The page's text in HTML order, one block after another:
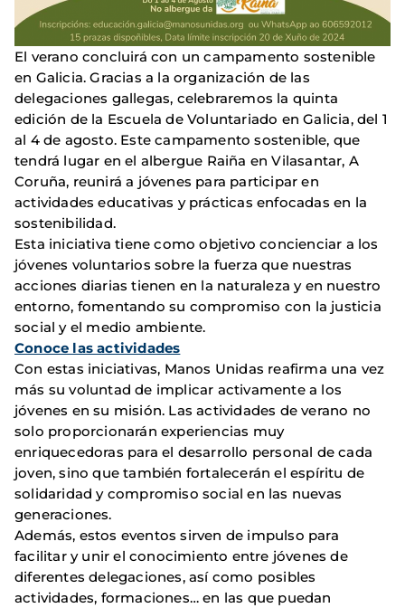
El verano concluirá con un campamento sostenible
en Galicia. Gracias a la organización de las
delegaciones gallegas, celebraremos la quinta
edición de la Escuela de Voluntariado en Galicia, del 1
al 4 de agosto. Este campamento sostenible, que
tendrá lugar en el albergue Raiña en Vilasantar, A
Coruña, reunirá a jóvenes para participar en
actividades educativas y prácticas enfocadas en la
sostenibilidad.
Esta iniciativa tiene como objetivo concienciar a los
jóvenes voluntarios sobre la fuerza que nuestras
acciones diarias tienen en la naturaleza y en nuestro
entorno, fomentando su compromiso con la justicia
social y el medio ambiente.
Conoce las actividades
Con estas iniciativas, Manos Unidas reafirma una vez
más su voluntad de implicar activamente a los
jóvenes en su misión. Las actividades de verano no
solo proporcionarán experiencias muy
enriquecedoras para el desarrollo personal de cada
joven, sino que también fortalecerán el espíritu de
solidaridad y compromiso social en las nuevas
generaciones.
Además, estos eventos sirven de impulso para
facilitar y unir el conocimiento entre jóvenes de
diferentes delegaciones, así como posibles
actividades, formaciones… en las que puedan